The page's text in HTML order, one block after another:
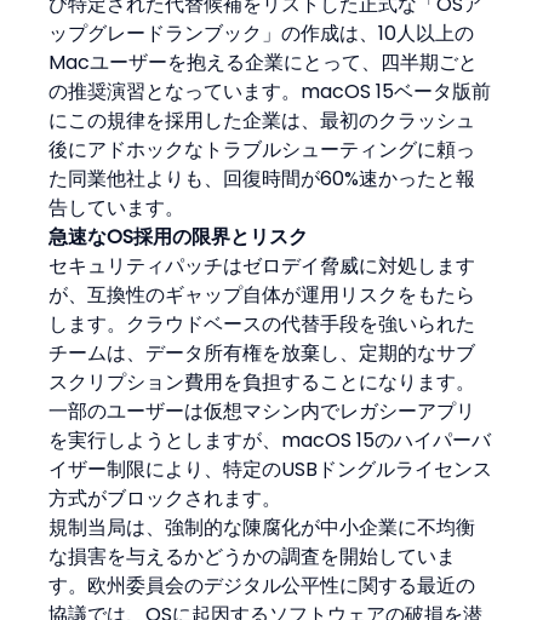
ップグレードランブック」の作成は、10人以上の
Macユーザーを抱える企業にとって、四半期ごと
の推奨演習となっています。macOS 15ベータ版前
にこの規律を採用した企業は、最初のクラッシュ
後にアドホックなトラブルシューティングに頼っ
た同業他社よりも、回復時間が60%速かったと報
告しています。
急速なOS採用の限界とリスク
セキュリティパッチはゼロデイ脅威に対処します
が、互換性のギャップ自体が運用リスクをもたら
します。クラウドベースの代替手段を強いられた
チームは、データ所有権を放棄し、定期的なサブ
スクリプション費用を負担することになります。
一部のユーザーは仮想マシン内でレガシーアプリ
を実行しようとしますが、macOS 15のハイパーバ
イザー制限により、特定のUSBドングルライセンス
方式がブロックされます。
規制当局は、強制的な陳腐化が中小企業に不均衡
な損害を与えるかどうかの調査を開始していま
す。欧州委員会のデジタル公平性に関する最近の
協議では、OSに起因するソフトウェアの破損を潜